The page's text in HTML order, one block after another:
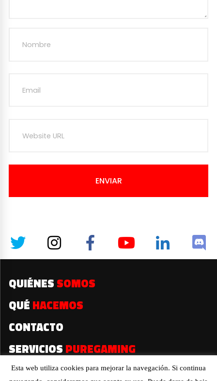
ENVIAR
QUIÉNES SOMOS
QUÉ HACEMOS
CONTACTO
SERVICIOS PUREGAMING
Esta web utiliza cookies para mejorar la navegación. Si continua